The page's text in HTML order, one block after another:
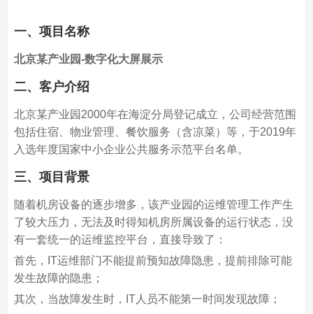
一、项目名称
北京某产业园-数字化大屏展示
二、客户介绍
北京某产业园2000年在海淀分局登记成立，公司经营范围
包括住宿、物业管理、餐饮服务（含凉菜）等，于2019年
入选年度国家中小企业公共服务示范平台名单。
三、项目背景
随着机房设备的逐步增多，该产业园的运维管理工作产生
了较大压力，无法及时得知机房所属设备的运行状态，没
有一套统一的运维监控平台，直接导致了：
首先，IT运维部门不能提前预知故障隐患，提前排除可能
发生故障的隐患；
其次，当故障发生时，IT人员不能第一时间发现故障；